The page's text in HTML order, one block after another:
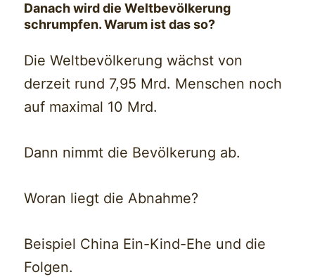
Danach wird die Weltbevölkerung
schrumpfen. Warum ist das so?
Die Weltbevölkerung wächst von
derzeit rund 7,95 Mrd. Menschen noch
auf maximal 10 Mrd.
Dann nimmt die Bevölkerung ab.
Woran liegt die Abnahme?
Beispiel China Ein-Kind-Ehe und die
Folgen.